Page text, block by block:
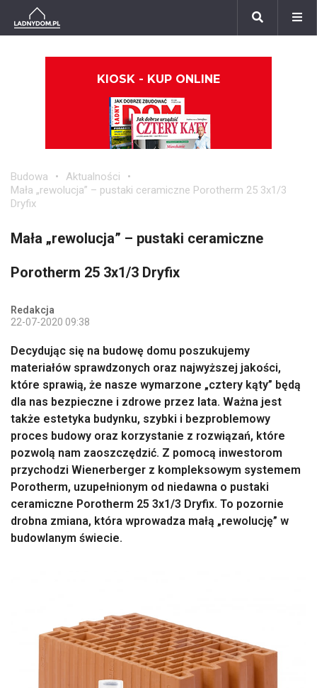
KIOSK - KUP ONLINE
Budowa
Aktualności
Mała „rewolucja” – pustaki ceramiczne Porotherm 25 3x1/3
Dryfix
Mała „rewolucja” – pustaki ceramiczne
Porotherm 25 3x1/3 Dryfix
Redakcja
22-07-2020 09:38
Decydując się na budowę domu poszukujemy
materiałów sprawdzonych oraz najwyższej jakości,
które sprawią, że nasze wymarzone „cztery kąty” będą
dla nas bezpieczne i zdrowe przez lata. Ważna jest
także estetyka budynku, szybki i bezproblemowy
proces budowy oraz korzystanie z rozwiązań, które
pozwolą nam zaoszczędzić. Z pomocą inwestorom
przychodzi Wienerberger z kompleksowym systemem
Porotherm, uzupełnionym od niedawna o pustaki
ceramiczne Porotherm 25 3x1/3 Dryfix. To pozornie
drobna zmiana, która wprowadza małą „rewolucję” w
budowlanym świecie.